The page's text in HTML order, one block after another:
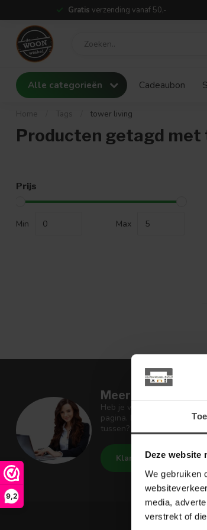
Deze website
We gebruiken
media,
verstrekt of
9,2
Gratis verzending vanaf 50,-
Alle categorieën Cadeaubon
Home Tags tower living
Producten getagd
Prijs
Min Max
Meer informatie
Heb je vragen over onze
pagina. Daar staan
tussen? Dan staat er ook
Klantenservice